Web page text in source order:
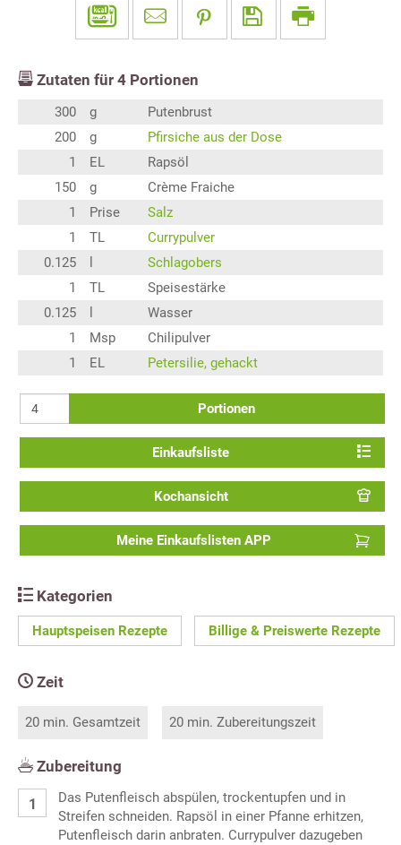
Zutaten für 4 Portionen
300 g
Putenbrust
200
g
Pfirsiche aus der Dose
1
EL
Rapsöl
150
g
Crème Fraiche
1
Prise
Salz
1
TL
Currypulver
0.125
Schlagobers
1
TL
Speisestärke
0.125
Wasser
1
Msp
Chilipulver
1
EL Petersilie, gehackt
Portionen
Einkaufsliste
Kochansicht
Meine Einkaufslisten APP
Kategorien
Hauptspeisen Rezepte Billige & Preiswerte Rezepte
Zeit
20 min. Gesamtzeit 20 min. Zubereitungszeit
Zubereitung
Das Putenfleisch abspülen, trockentupfen und in
Streifen schneiden. Rapsöl in einer Pfanne erhitzen,
Putenfleisch darin anbraten. Currypulver dazugeben